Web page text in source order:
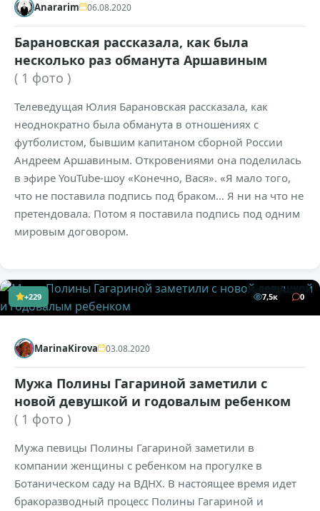
Anararim 06.08.2020
Барановская рассказала, как была
несколько раз обманута Аршавиным
( 1 фото )
Телеведущая Юлия Барановская рассказала, как
неоднократно была обманута в отношениях с
футболистом, бывшим капитаном сборной России
Андреем Аршавиным. Откровениями она поделилась
в эфире YouTube-шоу «Конечно, Вася». «Я мало того,
что не поставила подпись под браком… Я ни на что не
претендовала. Потом я поставила подпись под одним
мировым договором.
+229 7,5к 0
MarinaKirova 03.08.2020
Мужа Полины Гагариной заметили с
новой девушкой и годовалым ребенком
( 1 фото )
Мужа певицы Полины Гагариной заметили в
компании женщины с ребенком на прогулке в
Ботаническом саду на ВДНХ. В настоящее время идет
бракоразводный процесс Полины Гагариной и